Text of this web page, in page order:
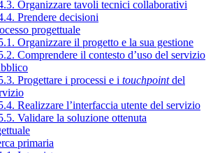
Organizzare tavoli tecnici collaborativi
Prendere decisioni
progettuale
Organizzare il progetto e la sua gestione
Comprendere il contesto d’uso del servizio
Progettare i processi e i touchpointdel
Realizzare l’interfaccia utente del servizio
Validare la soluzione ottenuta
primaria